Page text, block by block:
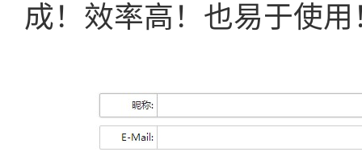
成！效率高！也易于使用